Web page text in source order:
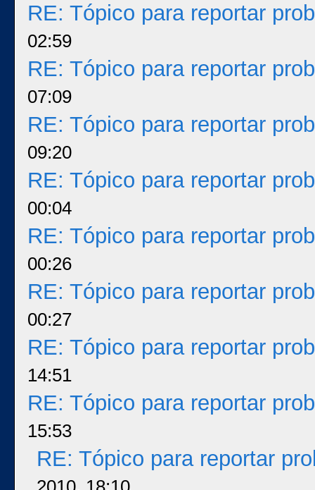
RE: Tópico para reportar
02:59
RE: Tópico para reportar
07:09
RE: Tópico para reportar
09:20
RE: Tópico para reportar
00:04
RE: Tópico para reportar
00:26
RE: Tópico para reportar
00:27
RE: Tópico para reportar
14:51
RE: Tópico para reportar
15:53
RE: Tópico para reportar